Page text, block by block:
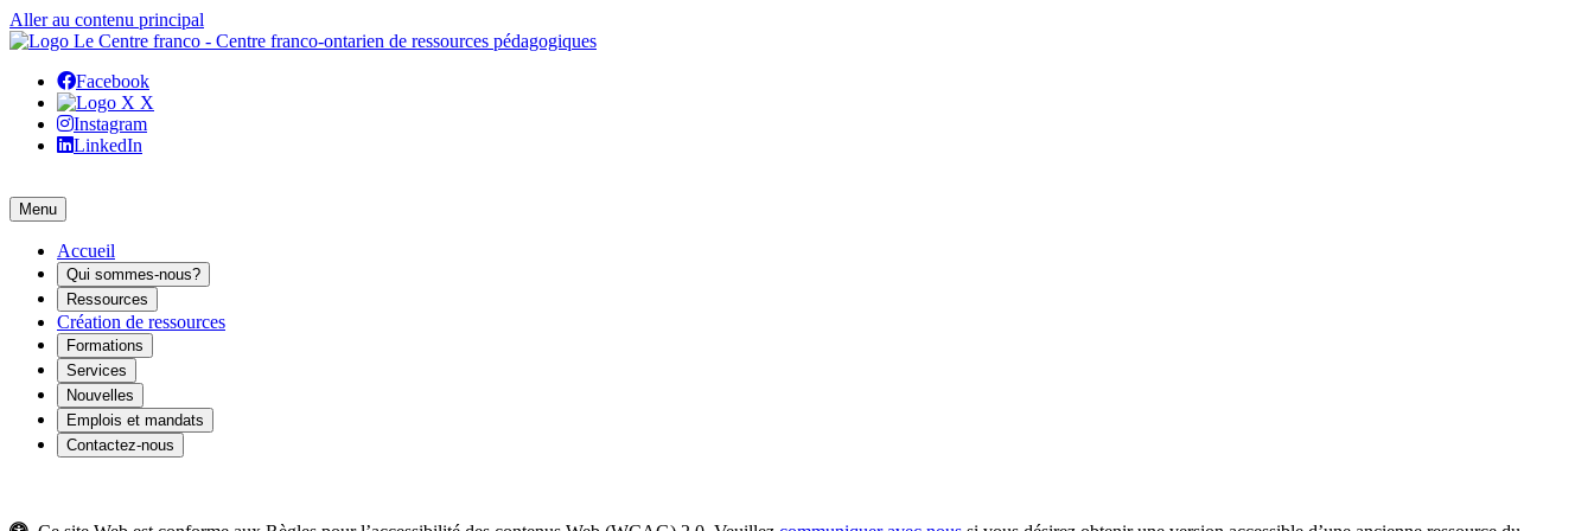
Aller au contenu principal
Facebook
X
Instagram
LinkedIn
Menu
Accueil
Qui sommes-nous?
Ressources
Création de ressources
Formations
Services
Nouvelles
Emplois et mandats
Contactez-nous